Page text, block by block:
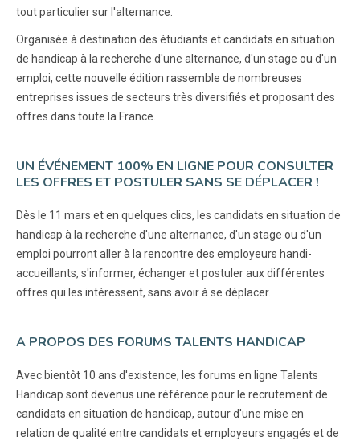
tout particulier sur l'alternance.
Organisée à destination des étudiants et candidats en situation
de handicap à la recherche d'une alternance, d'un stage ou d'un
emploi, cette nouvelle édition rassemble de nombreuses
entreprises issues de secteurs très diversifiés et proposant des
offres dans toute la France.
UN ÉVÉNEMENT 100% EN LIGNE POUR CONSULTER
LES OFFRES ET POSTULER SANS SE DÉPLACER !
Dès le 11 mars et en quelques clics, les candidats en situation de
handicap à la recherche d'une alternance, d'un stage ou d'un
emploi pourront aller à la rencontre des employeurs handi-
accueillants, s'informer, échanger et postuler aux différentes
offres qui les intéressent, sans avoir à se déplacer.
A PROPOS DES FORUMS TALENTS HANDICAP
Avec bientôt 10 ans d'existence, les forums en ligne Talents
Handicap sont devenus une référence pour le recrutement de
candidats en situation de handicap, autour d'une mise en
relation de qualité entre candidats et employeurs engagés et de